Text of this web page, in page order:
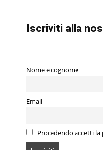
Iscriviti alla
Nome e cognome
Email
Procedendo accetti la